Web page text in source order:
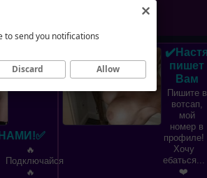
🔥
Подключайся
🔥
пишет
Вам
Пишите в
вотсап,
мой
номер в
профиле!
Хочу
ебаться...
❤️
to send you notifications
Discard Allow